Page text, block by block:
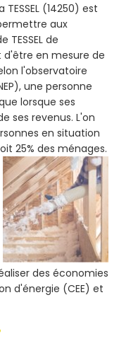
(14250) est
aux
de
en mesure de
l'observatoire
une personne
lorsque ses
ses revenus. L'on
en situation
25% des ménages.
des économies
d'énergie (CEE) et